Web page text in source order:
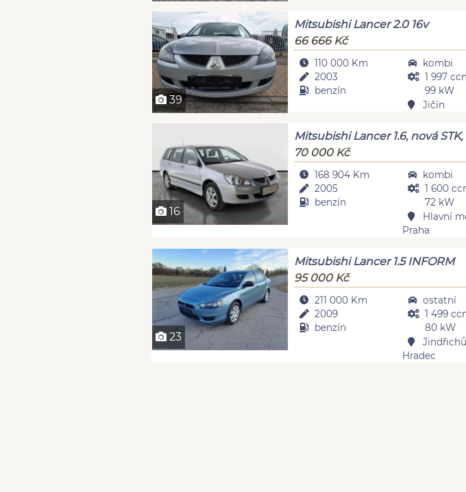
39
Mitsubishi Lancer 2.0 16v
66 666 Kč
110 000 Km
2003
benzín
kombi
1 997
99 kW
Jičín
16
Mitsubishi Lancer 1.6, nová STK,
70 000 Kč
168 904 Km
2005
benzín
kombi
1 600
72 kW
Hlavní
Praha
23
Mitsubishi Lancer 1.5 INFORM
95 000 Kč
211 000 Km
2009
benzín
ostatní
1 499
80 kW
Hradec